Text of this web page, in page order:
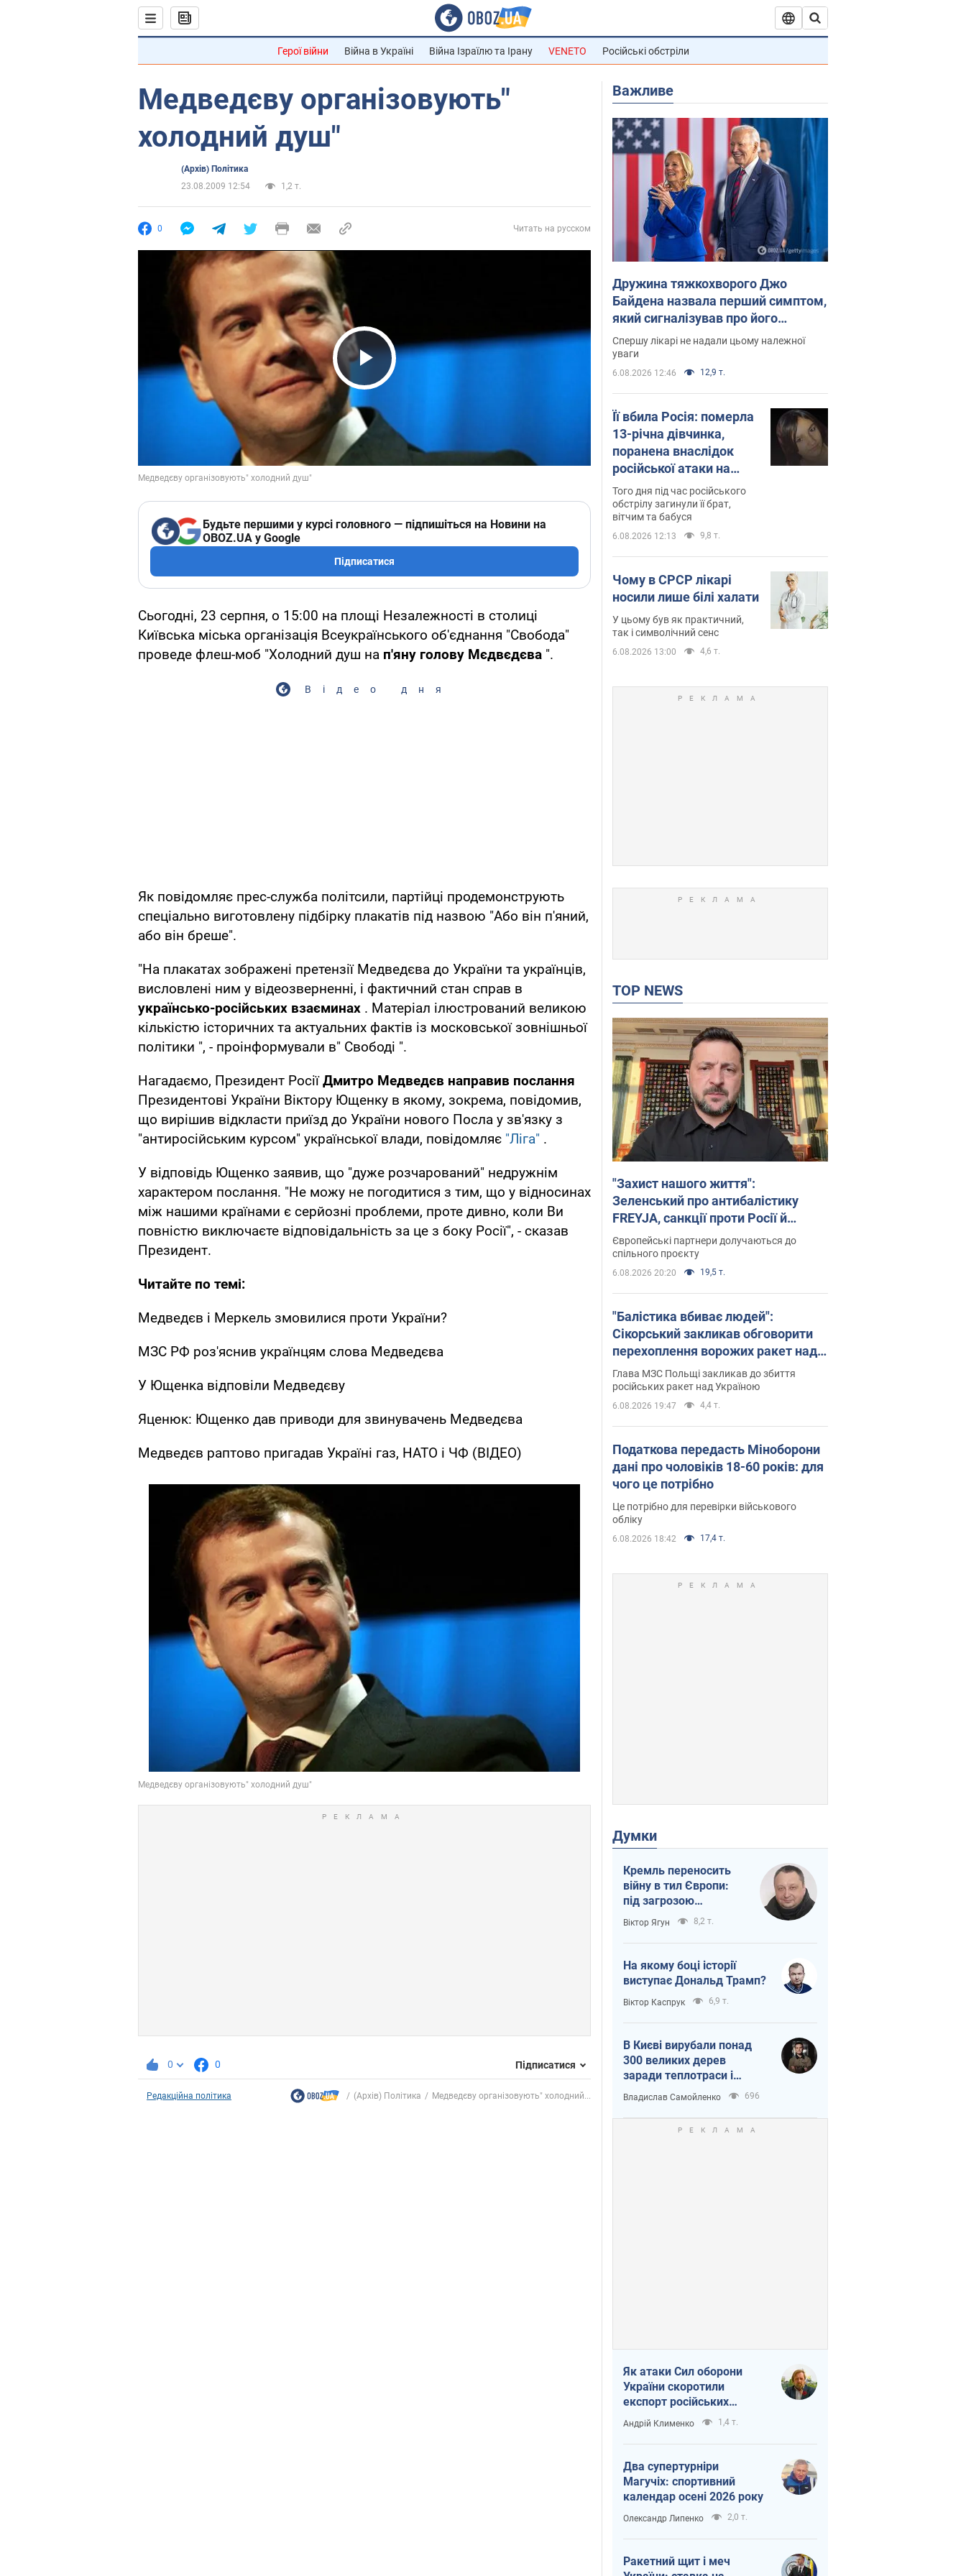
Герої війни Війна в Україні Війна Ізраїлю та Ірану VENETO Російські обстріли
Медведєву організовують"
холодний душ"
(Архів) Політика
23.08.2009 12:54
1,2 т.
0 Читать на русском
Play Video
Будьте першими у курсі головного — підпишіться на Новини на
OBOZ.UA у Google
Підписатися
Сьогодні, 23 серпня, о 15:00 на площі Незалежності в столиці
Київська міська організація Всеукраїнського об'єднання "Свобода"
проведе флеш-моб "Холодний душ на п'яну голову Мєдвєдєва ".
Відео дня
Як повідомляє прес-служба політсили, партійці продемонструють
спеціально виготовлену підбірку плакатів під назвою "Або він п'яний,
або він бреше".
"На плакатах зображені претензії Медведєва до України та українців,
висловлені ним у відеозверненні, і фактичний стан справ в
українсько-російських взаєминах . Матеріал ілюстрований великою
кількістю історичних та актуальних фактів із московської зовнішньої
політики ", - проінформували в" Свободі ".
Нагадаємо, Президент РосіїДмитро Медведєв направив послання
Президентові України Віктору Ющенку в якому, зокрема, повідомив,
що вирішив відкласти приїзд до України нового Посла у зв'язку з
"антиросійським курсом" української влади, повідомляє "Ліга" .
У відповідь Ющенко заявив, що "дуже розчарований" недружнім
характером послання. "Не можу не погодитися з тим, що у відносинах
між нашими країнами є серйозні проблеми, проте дивно, коли Ви
повністю виключаєте відповідальність за це з боку Росії", - сказав
Президент.
Читайте по темі:
Медведєв і Меркель змовилися проти України?
МЗС РФ роз'яснив українцям слова Медведєва
У Ющенка відповіли Медведєву
Яценюк: Ющенко дав приводи для звинувачень Медведєва
Медведєв раптово пригадав Україні газ, НАТО і ЧФ (ВІДЕО)
0 0 Підписатися
Редакційна політика (Архів) Політика Медведєву організовують" холодний...
Важливе
Дружина тяжкохворого Джо
Байдена назвала перший симптом,
який сигналізував про його
"агресивний" рак
Спершу лікарі не надали цьому належної
уваги
6.08.2026 12:46 12,9 т.
Її вбила Росія: померла
13-річна дівчинка,
поранена внаслідок
російської атаки на
Сумщину. Фото
Того дня під час російського
обстрілу загинули її брат,
вітчим та бабуся
6.08.2026 12:13 9,8 т.
Чому в СРСР лікарі
носили лише білі халати
У цьому був як практичний,
так і символічний сенс
6.08.2026 13:00 4,6 т.
TOP NEWS
"Захист нашого життя":
Зеленський про антибалістику
FREYJA, санкції проти Росії й
підтримку аграріїв. Відео
Європейські партнери долучаються до
спільного проєкту
6.08.2026 20:20 19,5 т.
"Балістика вбиває людей":
Сікорський закликав обговорити
перехоплення ворожих ракет над
Україною
Глава МЗС Польщі закликав до збиття
російських ракет над Україною
6.08.2026 19:47 4,4 т.
Податкова передасть Міноборони
дані про чоловіків 18-60 років: для
чого це потрібно
Це потрібно для перевірки військового
обліку
6.08.2026 18:42 17,4 т.
Думки
Кремль переносить
війну в тил Європи:
під загрозою
критична логістика
Віктор Ягун 8,2 т.
На якому боці історії
виступає Дональд Трамп?
Віктор Каспрук 6,9 т.
В Києві вирубали понад
300 великих дерев
заради теплотраси і
всупереч Генплану
Владислав Самойленко 696
Як атаки Сил оборони
України скоротили
експорт російських
нафтопродуктів
Андрій Клименко 1,4 т.
Два супертурніри
Магучіх: спортивний
календар осені 2026 року
Олександр Липенко 2,0 т.
Ракетний щит і меч